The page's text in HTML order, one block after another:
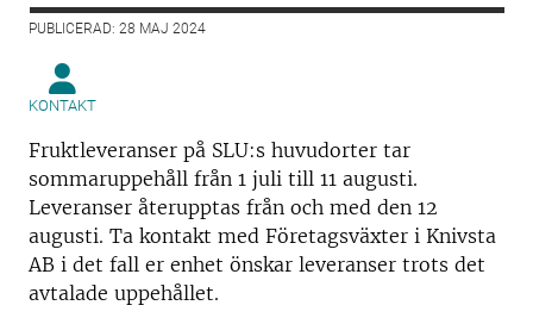
PUBLICERAD: 28 MAJ 2024
KONTAKT
Fruktleveranser på SLU:s huvudorter tar
sommaruppehåll från 1 juli till 11 augusti.
Leveranser återupptas från och med den 12
augusti. Ta kontakt med Företagsväxter i Knivsta
AB i det fall er enhet önskar leveranser trots det
avtalade uppehållet.